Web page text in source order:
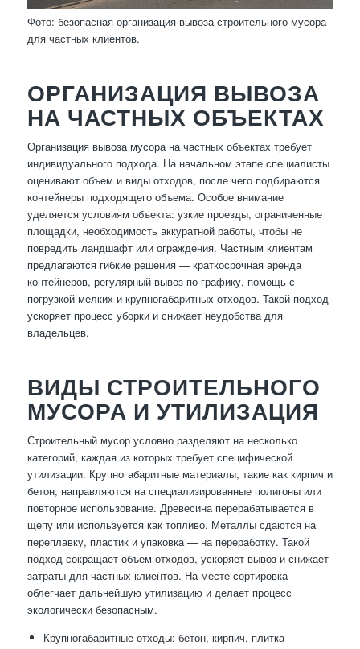
Фото: безопасная организация вывоза строительного мусора
для частных клиентов.
ОРГАНИЗАЦИЯ ВЫВОЗА
НА ЧАСТНЫХ ОБЪЕКТАХ
Организация вывоза мусора на частных объектах требует
индивидуального подхода. На начальном этапе специалисты
оценивают объем и виды отходов, после чего подбираются
контейнеры подходящего объема. Особое внимание
уделяется условиям объекта: узкие проезды, ограниченные
площадки, необходимость аккуратной работы, чтобы не
повредить ландшафт или ограждения. Частным клиентам
предлагаются гибкие решения — краткосрочная аренда
контейнеров, регулярный вывоз по графику, помощь с
погрузкой мелких и крупногабаритных отходов. Такой подход
ускоряет процесс уборки и снижает неудобства для
владельцев.
ВИДЫ СТРОИТЕЛЬНОГО
МУСОРА И УТИЛИЗАЦИЯ
Строительный мусор условно разделяют на несколько
категорий, каждая из которых требует специфической
утилизации. Крупногабаритные материалы, такие как кирпич и
бетон, направляются на специализированные полигоны или
повторное использование. Древесина перерабатывается в
щепу или используется как топливо. Металлы сдаются на
переплавку, пластик и упаковка — на переработку. Такой
подход сокращает объем отходов, ускоряет вывоз и снижает
затраты для частных клиентов. На месте сортировка
облегчает дальнейшую утилизацию и делает процесс
экологически безопасным.
Крупногабаритные отходы: бетон, кирпич, плитка